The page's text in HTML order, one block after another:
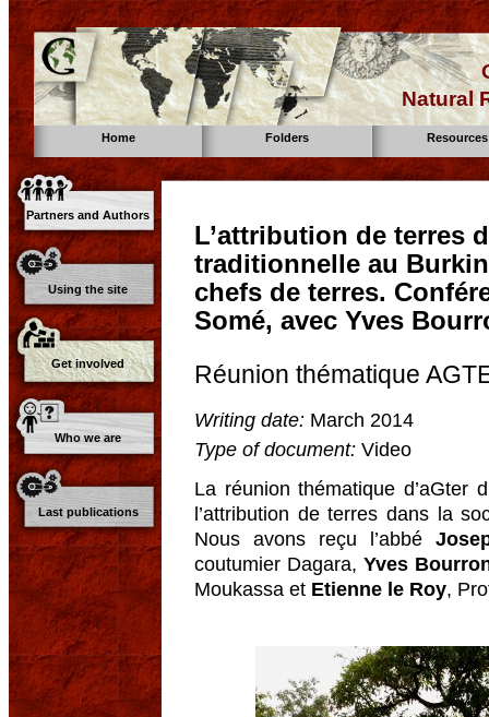
Natural
Home Folders Resources
Partners and Authors
Using the site
Get involved
Who we are
Last publications
L’attribution de terres
traditionnelle au
chefs de terres.
Somé, avec Yves
Réunion thématique
Writing date: March 2014
Type of document: Video
La réunion thématique d’aGter
l’attribution de terres dans la
Nous avons reçu l’abbé
coutumier Dagara, Yves
Moukassa et Etienne le Roy,